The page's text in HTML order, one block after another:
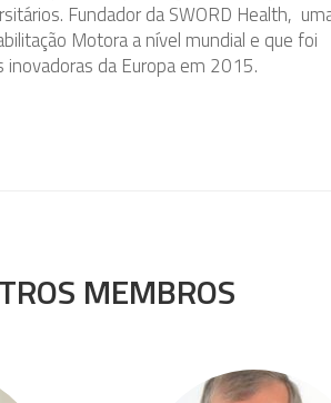
Fundador da SWORD Health,
Motora a nível mundial e que foi
da Europa em 2015.
MEMBROS